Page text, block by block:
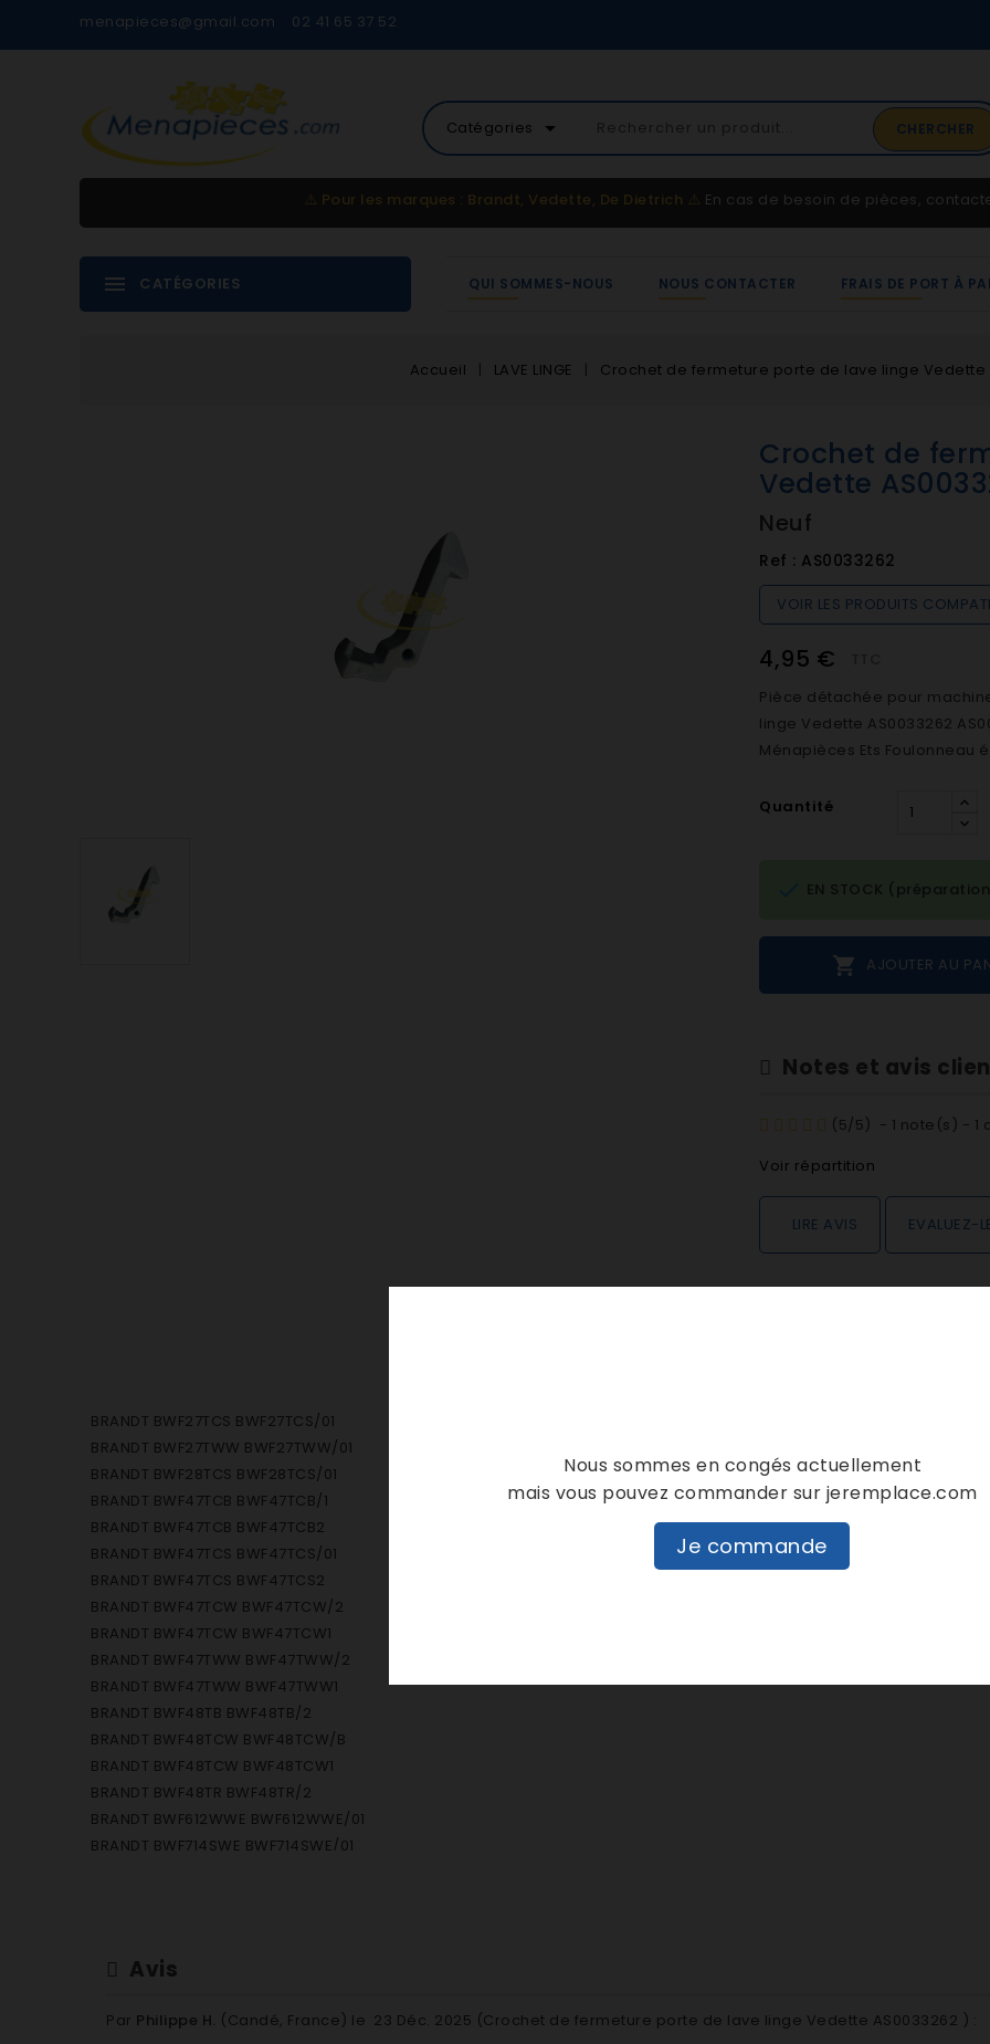
menapieces@gmail.com 02 41 65 37 52
Catégories arrow_drop_down CHERCHER
02 41 65 37 52
Service client
⚠️ Pour les marques : Brandt, Vedette, De Dietrich ⚠️ En cas de besoin de pièces,
CATÉGORIES QUI SOMMES-NOUS NOUS CONTACTER FRAIS DE PORT À
Accueil LAVE LINGE Crochet de fermeture porte de lave linge Vedette
Crochet de
Vedette
Neuf
Ref : AS0033262
VOIR LES PRODUITS
4,95 €
Pièce détachée pour
linge Vedette AS0033262
Ménapièces Ets Foulonneau
Quantité
 AJOUTER AU
EN STOCK
Notes et avis
( 5/5) - 1 note(s) - 1
Voir répartition
LIRE AVIS EVALUEZ-
BRANDT BWF27TCS BWF27TCS/01
BRANDT BWF27TWW BWF27TWW/01
BRANDT BWF28TCS BWF28TCS/01
BRANDT BWF47TCB BWF47TCB/1
BRANDT BWF47TCB BWF47TCB2
BRANDT BWF47TCS BWF47TCS/01
BRANDT BWF47TCS BWF47TCS2
BRANDT BWF47TCW BWF47TCW/2
BRANDT BWF47TCW BWF47TCW1
BRANDT BWF47TWW BWF47TWW/2
BRANDT BWF47TWW BWF47TWW1
BRANDT BWF48TB BWF48TB/2
BRANDT BWF48TCW BWF48TCW/B
BRANDT BWF48TCW BWF48TCW1
BRANDT BWF48TR BWF48TR/2
BRANDT BWF612WWE BWF612WWE/01
BRANDT BWF714SWE BWF714SWE/01
BRANDT WM7140B WM7140B/A
BRANDT WM8120S WM8120S/A
Avis
Par Philippe H. (Candé, France) le 23 Déc. 2025 (Crochet de fermeture porte de lave linge Vedette AS0033262 ) :
Nous sommes en congés actuellement
mais vous pouvez commander sur jeremplace.com
Je commande